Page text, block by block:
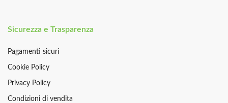
Sicurezza e Trasparenza
Pagamenti sicuri
Cookie Policy
Privacy Policy
Condizioni di vendita